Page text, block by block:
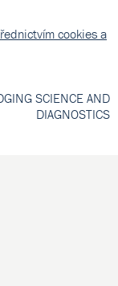
cookies a
SCIENCE AND
DIAGNOSTICS